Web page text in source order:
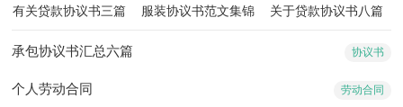
有关贷款协议书三篇
服装协议书范文集锦
关于贷款协议书八篇
协议书
承包协议书汇总六篇
劳动合同
个人劳动合同